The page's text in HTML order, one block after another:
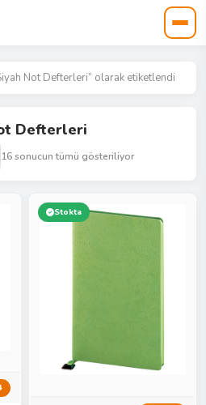
Not Defterleri” olarak etiketlendi
Defterleri
16 sonucun tümü gösteriliyor
Stokta